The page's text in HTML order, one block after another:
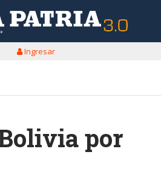
Ingresar
por